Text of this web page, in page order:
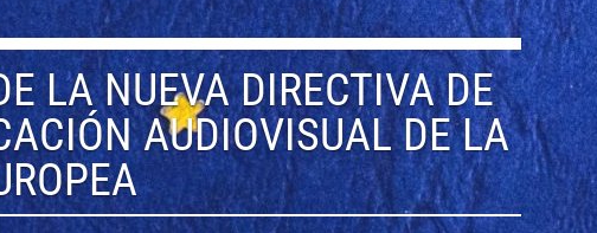
LA NUEVA DIRECTIVA DE
AUDIOVISUAL DE LA